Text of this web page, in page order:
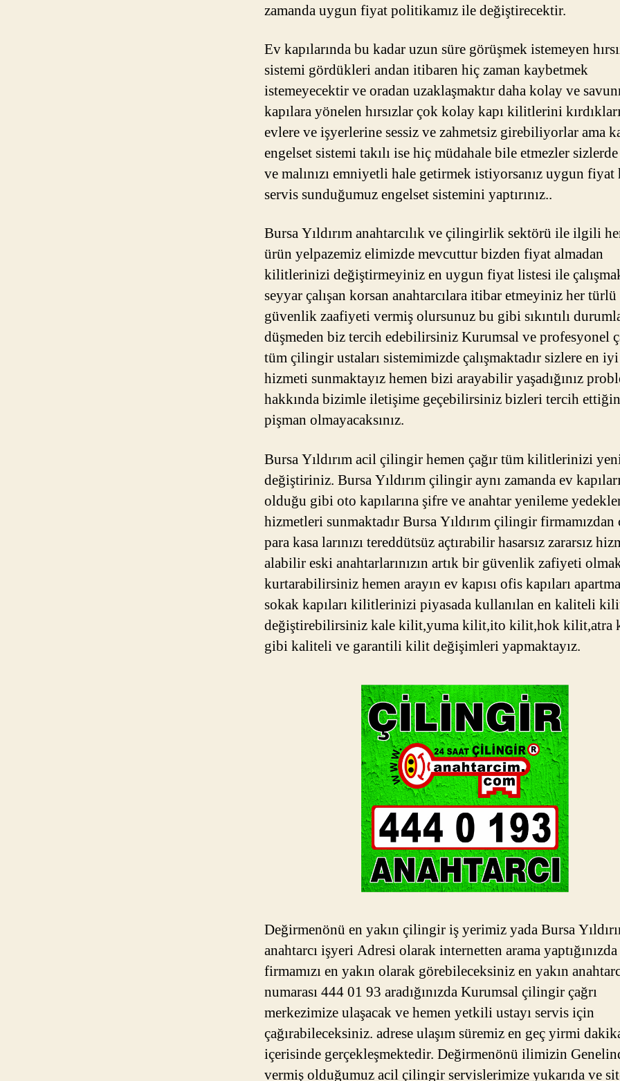
zamanda uygun fiyat politikamız ile değiştirecektir.
Ev kapılarında bu kadar uzun süre görüşmek istemeyen
sistemi gördükleri andan itibaren hiç zaman kaybetmek
istemeyecektir ve oradan uzaklaşmaktır daha kolay ve
kapılara yönelen hırsızlar çok kolay kapı kilitlerini
evlere ve işyerlerine sessiz ve zahmetsiz girebiliyorlar ama
engelset sistemi takılı ise hiç müdahale bile etmezler
ve malınızı emniyetli hale getirmek istiyorsanız uygun fiyat
servis sunduğumuz engelset sistemini yaptırınız..
Bursa Yıldırım anahtarcılık ve çilingirlik sektörü ile ilgili
ürün yelpazemiz elimizde mevcuttur bizden fiyat almadan
kilitlerinizi değiştirmeyiniz en uygun fiyat listesi ile
seyyar çalışan korsan anahtarcılara itibar etmeyiniz her türlü
güvenlik zaafiyeti vermiş olursunuz bu gibi sıkıntılı
düşmeden biz tercih edebilirsiniz Kurumsal ve profesyonel
tüm çilingir ustaları sistemimizde çalışmaktadır sizlere en
hizmeti sunmaktayız hemen bizi arayabilir yaşadığınız
hakkında bizimle iletişime geçebilirsiniz bizleri tercih
pişman olmayacaksınız.
Bursa Yıldırım acil çilingir hemen çağır tüm kilitlerinizi
değiştiriniz. Bursa Yıldırım çilingir aynı zamanda ev
olduğu gibi oto kapılarına şifre ve anahtar yenileme
hizmetleri sunmaktadır Bursa Yıldırım çilingir
para kasa larınızı tereddütsüz açtırabilir hasarsız zararsız
alabilir eski anahtarlarınızın artık bir güvenlik zafiyeti
kurtarabilirsiniz hemen arayın ev kapısı ofis kapıları
sokak kapıları kilitlerinizi piyasada kullanılan en kaliteli
değiştirebilirsiniz kale kilit,yuma kilit,ito kilit,hok kilit,atra
gibi kaliteli ve garantili kilit değişimleri yapmaktayız.
Değirmenönü en yakın çilingir iş yerimiz yada Bursa
anahtarcı işyeri Adresi olarak internetten arama yaptığınızda
firmamızı en yakın olarak görebileceksiniz en yakın
numarası 444 01 93 aradığınızda Kurumsal çilingir çağrı
merkezimize ulaşacak ve hemen yetkili ustayı servis için
çağırabileceksiniz. adrese ulaşım süremiz en geç yirmi
içerisinde gerçekleşmektedir. Değirmenönü ilimizin
vermiş olduğumuz acil çilingir servislerimize yukarıda ve